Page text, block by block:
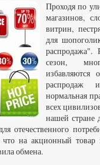
Проходя по
магазинов,
витрин,
для
распродажа".
сезон,
распродаж
нормальная
всех
нашей стране
отечественного
что на акционный
обмена.